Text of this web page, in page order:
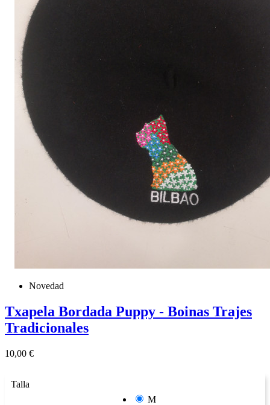
Novedad
Txapela Bordada Puppy - Boinas Trajes
Tradicionales
Precio
10,00 €
Talla
M